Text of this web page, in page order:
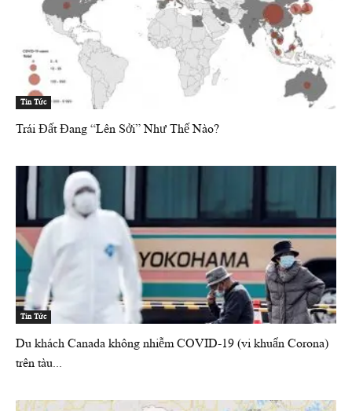
Tin Tức
Trái Đất Đang “Lên Sởi” Như Thế Nào?
Tin Tức
Du khách Canada không nhiễm COVID-19 (vi khuẩn Corona)
trên tàu...